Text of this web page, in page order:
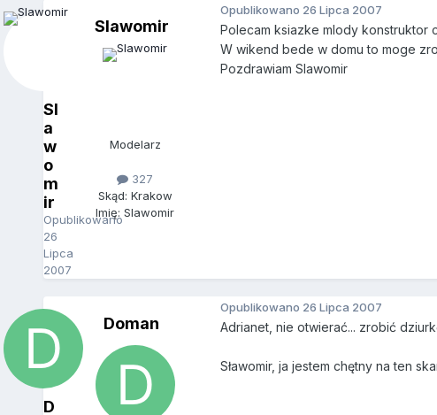
Sl
a
w
o
m
ir
Opublikowano
26
Lipca
2007
Slawomir
Modelarz
327
Skąd: Krakow
Imię: Slawomir
Opublikowano 26 Lipca 2007
Polecam ksiazke mlody konstruktor
W wikend bede w domu to moge
Pozdrawiam Slawomir
D
Doman
Opublikowano 26 Lipca 2007
Adrianet, nie otwierać... zrobić
Sławomir, ja jestem chętny na ten